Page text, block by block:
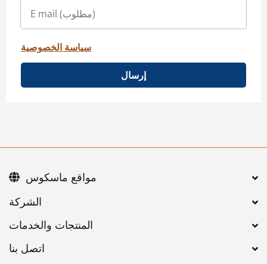
سياسة الخصوصية
إرسال
اتصل بنا
مواقع ماسكوس